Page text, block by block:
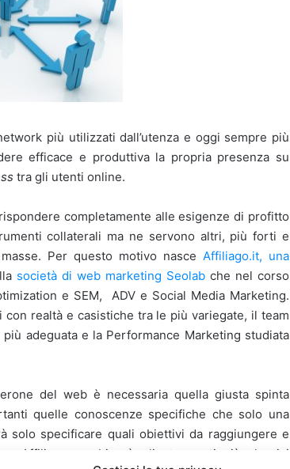
più utilizzati dall’utenza e oggi sempre più
efficace e produttiva la propria presenza su
tra gli utenti online.
completamente alle esigenze di profitto
collaterali ma ne servono altri, più forti e
Per questo motivo nasce Affiliago.it, una
società di web marketing Seolab che nel corso
e SEM, ADV e Social Media Marketing.
realtà e casistiche tra le più variegate, il team
adeguata e la Performance Marketing studiata
del web è necessaria quella giusta spinta
quelle conoscenze specifiche che solo una
solo specificare quali obiettivi da raggiungere e
Affiliago combinerà gli strumenti più classici